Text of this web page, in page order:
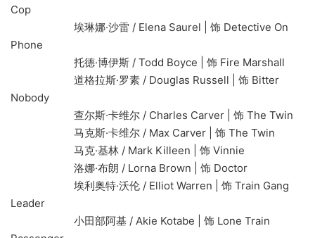
Cop
埃琳娜·沙雷 / Elena Saurel | 饰 Detective On
Phone
托德·博伊斯 / Todd Boyce | 饰 Fire Marshall
道格拉斯·罗素 / Douglas Russell | 饰 Bitter
Nobody
查尔斯·卡维尔 / Charles Carver | 饰 The Twin
马克斯·卡维尔 / Max Carver | 饰 The Twin
马克·基林 / Mark Killeen | 饰 Vinnie
洛娜·布朗 / Lorna Brown | 饰 Doctor
埃利奥特·沃伦 / Elliot Warren | 饰 Train Gang
Leader
小田部阿基 / Akie Kotabe | 饰 Lone Train